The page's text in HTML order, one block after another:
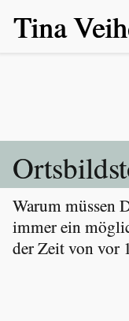
SkipTina
Warum müssen
immer ein
der Zeit von vor